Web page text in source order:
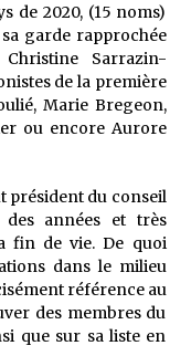
de 2020, (15 noms)
garde rapprochée
Sarrazin-
de la première
Marie Bregeon,
ou encore Aurore
président du conseil
des années et très
fin de vie. De quoi
dans le milieu
référence au
des membres du
que sur sa liste en